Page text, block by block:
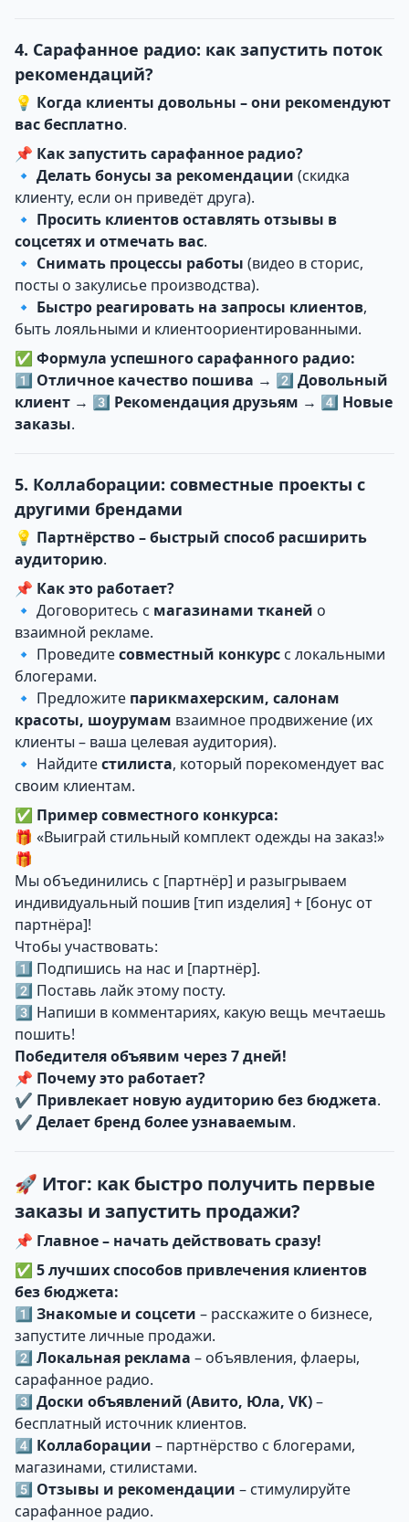
4. Сарафанное радио: как запустить поток
рекомендаций?
💡 Когда клиенты довольны – они рекомендуют
вас бесплатно.
📌 Как запустить сарафанное радио?
🔹 Делать бонусы за рекомендации (скидка
клиенту, если он приведёт друга).
🔹 Просить клиентов оставлять отзывы в
соцсетях и отмечать вас.
🔹 Снимать процессы работы (видео в сторис,
посты о закулисье производства).
🔹 Быстро реагировать на запросы клиентов,
быть лояльными и клиентоориентированными.
✅ Формула успешного сарафанного радио:
1️⃣ Отличное качество пошива → 2️⃣ Довольный
клиент → 3️⃣ Рекомендация друзьям → 4️⃣ Новые
заказы.
5. Коллаборации: совместные проекты с
другими брендами
💡 Партнёрство – быстрый способ расширить
аудиторию.
📌 Как это работает?
🔹 Договоритесь с магазинами тканей о
взаимной рекламе.
🔹 Проведитесовместный конкурс с локальными
блогерами.
🔹 Предложите парикмахерским, салонам
красоты, шоурумам взаимное продвижение (их
клиенты – ваша целевая аудитория).
🔹 Найдитестилиста, который порекомендует вас
своим клиентам.
✅ Пример совместного конкурса:
🎁 «Выиграй стильный комплект одежды на заказ!»
🎁
Мы объединились с [партнёр] и разыгрываем
индивидуальный пошив [тип изделия] + [бонус от
партнёра]!
Чтобы участвовать:
1️⃣ Подпишись на нас и [партнёр].
2️⃣ Поставь лайк этому посту.
3️⃣ Напиши в комментариях, какую вещь мечтаешь
пошить!
Победителя объявим через 7 дней!
📌 Почему это работает?
✔ Привлекает новую аудиторию без бюджета.
✔ Делает бренд более узнаваемым.
🚀 Итог: как быстро получить первые
заказы и запустить продажи?
📌 Главное – начать действовать сразу!
✅ 5 лучших способов привлечения клиентов
без бюджета:
1️⃣ Знакомые и соцсети – расскажите о бизнесе,
запустите личные продажи.
2️⃣ Локальная реклама – объявления, флаеры,
сарафанное радио.
3️⃣ Доски объявлений (Авито, Юла, VK)–
бесплатный источник клиентов.
4️⃣ Коллаборации – партнёрство с блогерами,
магазинами, стилистами.
5️⃣ Отзывы и рекомендации – стимулируйте
сарафанное радио.